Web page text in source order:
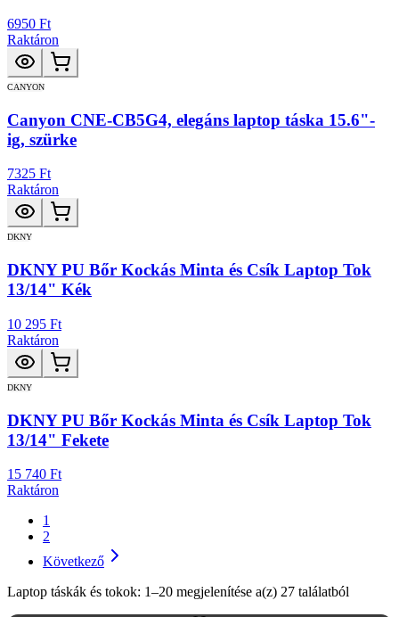
6950 Ft
Raktáron
CANYON
Canyon CNE-CB5G4, elegáns laptop táska 15.6"-
ig, szürke
7325 Ft
Raktáron
DKNY
DKNY PU Bőr Kockás Minta és Csík Laptop Tok
13/14" Kék
10 295 Ft
Raktáron
DKNY
DKNY PU Bőr Kockás Minta és Csík Laptop Tok
13/14" Fekete
15 740 Ft
Raktáron
1
2
Következő
Laptop táskák és tokok: 1–20 megjelenítése a(z) 27 találatból